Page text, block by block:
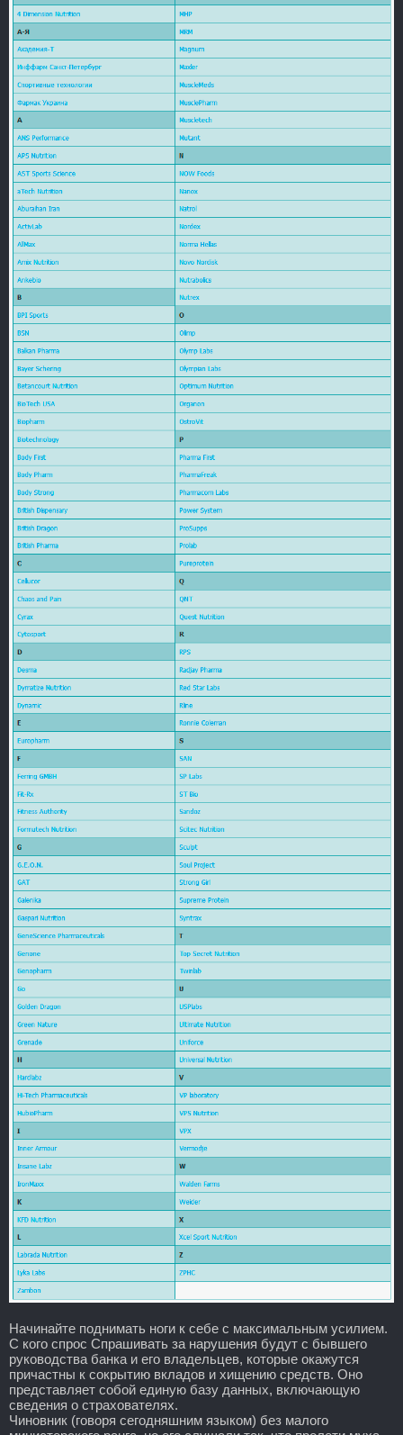
Начинайте поднимать ноги к себе с максимальным усилием.
С кого спрос Спрашивать за нарушения будут с бывшего
руководства банка и его владельцев, которые окажутся
причастны к сокрытию вкладов и хищению средств. Оно
представляет собой единую базу данных, включающую
сведения о страхователях.
Чиновник (говоря сегодняшним языком) без малого